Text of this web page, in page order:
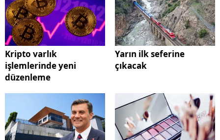
Kripto varlık
işlemlerinde yeni
düzenleme
Yarın ilk seferine
çıkacak